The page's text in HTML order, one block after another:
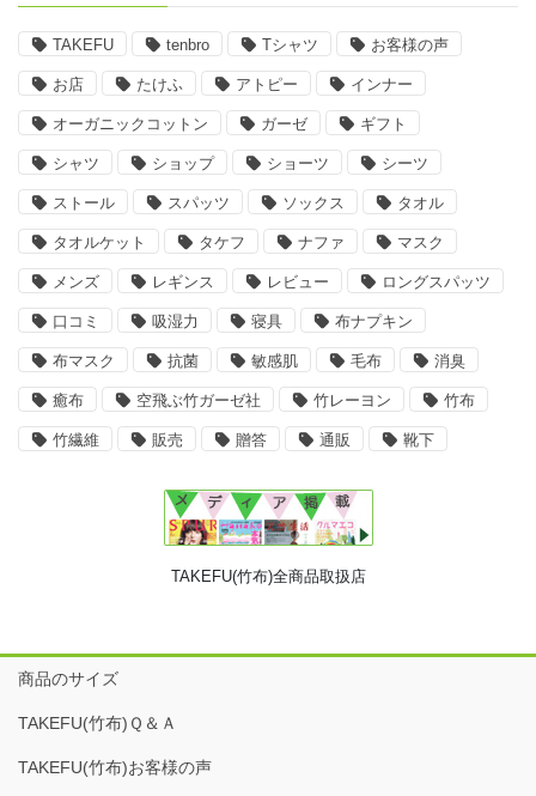
TAKEFU tenbro Tシャツ お客様の声
お店 たけふ アトピー インナー
オーガニックコットン ガーゼ ギフト
シャツ ショップ ショーツ シーツ
ストール スパッツ ソックス タオル
タオルケット タケフ ナファ マスク
メンズ レギンス レビュー ロングスパッツ
口コミ 吸湿力 寝具 布ナプキン
布マスク 抗菌 敏感肌 毛布 消臭
癒布 空飛ぶ竹ガーゼ社 竹レーヨン 竹布
竹繊維 販売 贈答 通販 靴下
TAKEFU(竹布)全商品取扱店
商品のサイズ
TAKEFU(竹布)Ｑ＆Ａ
TAKEFU(竹布)お客様の声